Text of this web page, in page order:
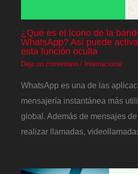
¿Qué es el ícono de la
WhatsApp? Así puede
esta función oculta
Deja un comentario / Internacional
WhatsApp es una de las
mensajería instantánea más
global. Además de mensajes
realizar llamadas,